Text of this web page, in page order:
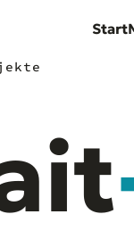
Start